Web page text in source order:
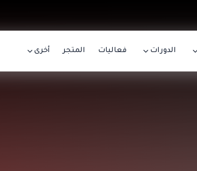
الدورات فعاليات المتجر أخرى